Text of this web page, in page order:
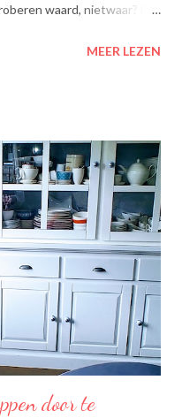
waard, nietwaar? Dit
moment dat heerlijk
en koolzaadolie. Het bevat
en bloedvaten. Omega's 3
die het lichaam niet
de instandhouding van een
Becel Dieetolie geeft
met behoud van de
Naast warme toepassing
MEER LEZEN
door te